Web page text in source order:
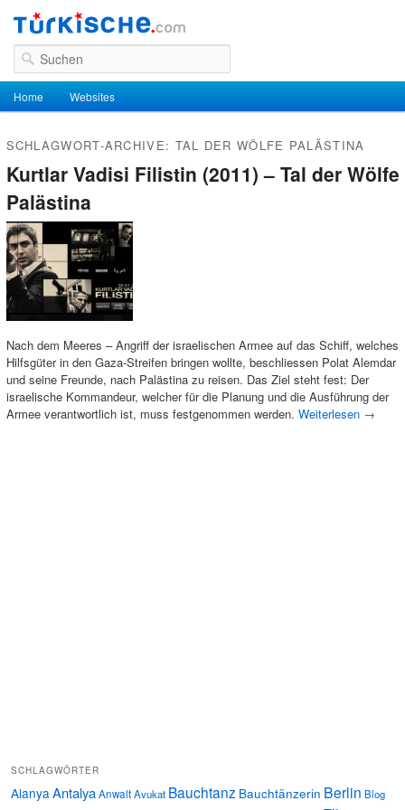
Suchen
Hauptmenü
Zum Inhalt wechseln
Zum sekundären Inhalt wechseln
Home Websites
SCHLAGWORT-ARCHIVE: TAL DER WÖLFE PALÄSTINA
Kurtlar Vadisi Filistin (2011) – Tal der Wölfe
Palästina
Nach dem Meeres – Angriff der israelischen Armee auf das Schiff, welches
Hilfsgüter in den Gaza-Streifen bringen wollte, beschliessen Polat Alemdar
und seine Freunde, nach Palästina zu reisen. Das Ziel steht fest: Der
israelische Kommandeur, welcher für die Planung und die Ausführung der
Armee verantwortlich ist, muss festgenommen werden. Weiterlesen →
SCHLAGWÖRTER
AlanyaAntalyaAnwaltAvukat Bauchtanz Bauchtänzerin Berlin Blog